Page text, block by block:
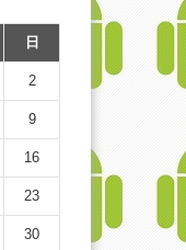
日
2
9
16
23
30